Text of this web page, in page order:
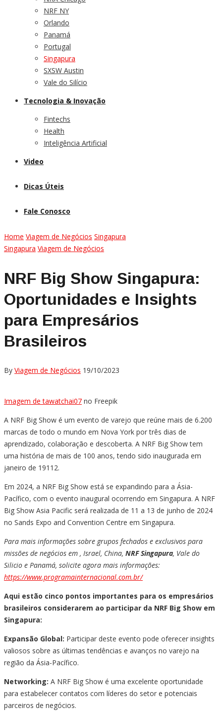
NRF NY
Orlando
Panamá
Portugal
Singapura
SXSW Austin
Vale do Silício
Tecnologia & Inovação
Fintechs
Health
Inteligência Artificial
Video
Dicas Úteis
Fale Conosco
Home Viagem de Negócios Singapura
Singapura Viagem de Negócios
NRF Big Show Singapura:
Oportunidades e Insights
para Empresários
Brasileiros
By Viagem de Negócios 19/10/2023
Imagem de tawatchai07 no Freepik
A NRF Big Show é um evento de varejo que reúne mais de 6.200
marcas de todo o mundo em Nova York por três dias de
aprendizado, colaboração e descoberta. A NRF Big Show tem
uma história de mais de 100 anos, tendo sido inaugurada em
janeiro de 19112.
Em 2024, a NRF Big Show está se expandindo para a Ásia-
Pacífico, com o evento inaugural ocorrendo em Singapura. A NRF
Big Show Asia Pacific será realizada de 11 a 13 de junho de 2024
no Sands Expo and Convention Centre em Singapura.
Para mais informações sobre grupos fechados e exclusivos para
missões de negócios em , Israel, China, NRF Singapura, Vale do
Silicio e Panamá, solicite agora mais informações:
https://www.programainternacional.com.br/
Aqui estão cinco pontos importantes para os empresários
brasileiros considerarem ao participar da NRF Big Show em
Singapura:
Expansão Global: Participar deste evento pode oferecer insights
valiosos sobre as últimas tendências e avanços no varejo na
região da Ásia-Pacífico.
Networking: A NRF Big Show é uma excelente oportunidade
para estabelecer contatos com líderes do setor e potenciais
parceiros de negócios.